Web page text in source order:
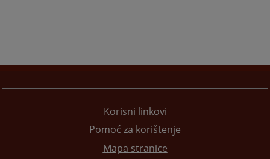
Korisni linkovi
Pomoć za korištenje
Mapa stranice